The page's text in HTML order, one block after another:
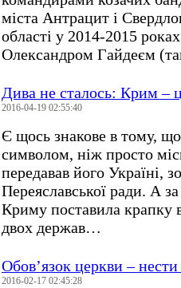
міста Антрацит і
області у 2014-2015
Олександром Гайдеєм
Дива не сталось: Крим –
2016-04-19 02:55:40
Є щось знакове в тому, що
символом, ніж просто
передавав його Україні,
Переяславської ради. А
Криму поставила крапку
двох держав…
Обов’язок церкви –
2016-02-17 02:45:28